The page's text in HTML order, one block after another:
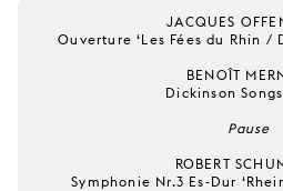
JACQUES
Ouverture ‘Les Fées du Rhin /
BENOÎT
Dickinson
Pause
ROBERT
Symphonie Nr.3 Es-Dur